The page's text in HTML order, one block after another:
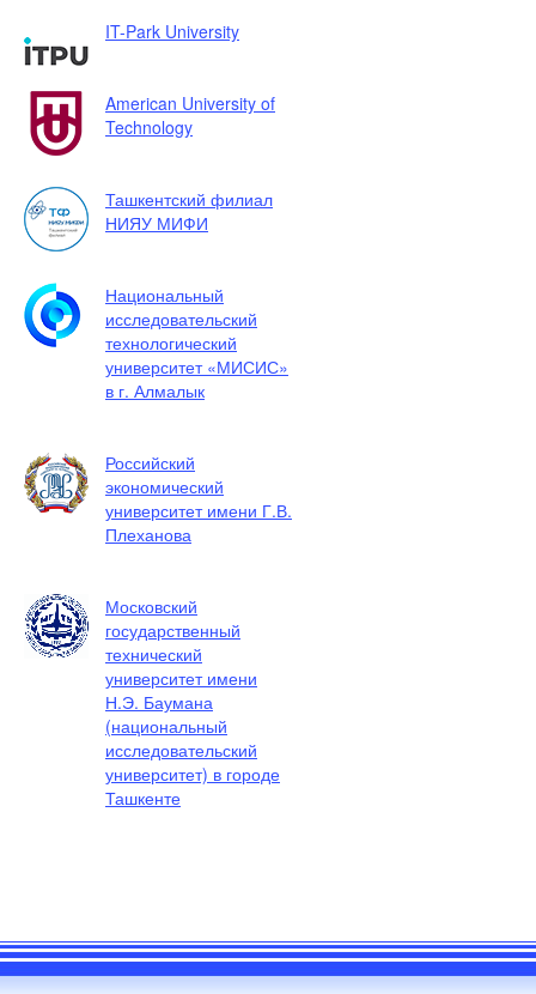
IT-Park University
American University of
Technology
Ташкентский филиал
НИЯУ МИФИ
Национальный
исследовательский
технологический
университет «МИСИС»
в г. Алмалык
Российский
экономический
университет имени Г.В.
Плеханова
Московский
государственный
технический
университет имени
Н.Э. Баумана
(национальный
исследовательский
университет) в городе
Ташкенте